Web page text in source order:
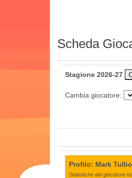
Scheda
Stagione 2026-27
Cambia giocatore:
Profilo: Mark
Statistiche del giocatore